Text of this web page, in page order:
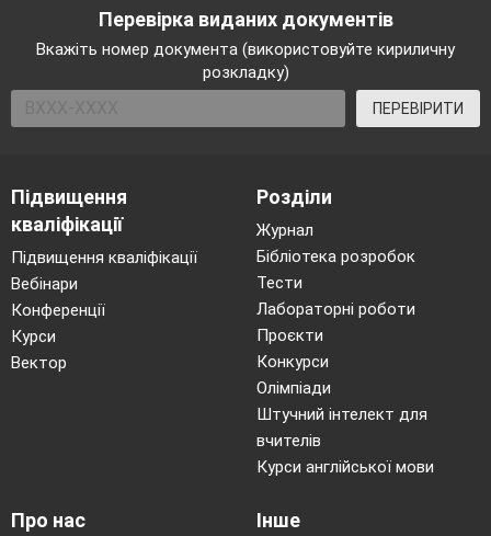
Перевірка виданих документів
Вкажіть номер документа (використовуйте кириличну
розкладку)
ПЕРЕВІРИТИ
Підвищення
кваліфікації
Підвищення кваліфікації
Вебінари
Конференції
Курси
Вектор
Розділи
Журнал
Бібліотека розробок
Тести
Лабораторні роботи
Проєкти
Конкурси
Олімпіади
Штучний інтелект для
вчителів
Курси англійської мови
Про нас Інше